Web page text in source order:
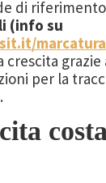
di
(info su
grazie
per la